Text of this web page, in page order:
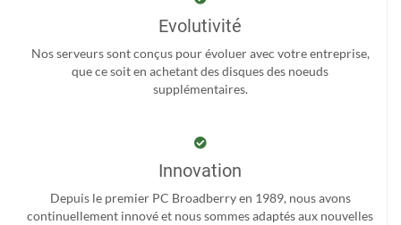
Evolutivité
Nos serveurs sont conçus pour évoluer avec votre entreprise,
que ce soit en achetant des disques des noeuds
supplémentaires.
Innovation
Depuis le premier PC Broadberry en 1989, nous avons
continuellement innové et nous sommes adaptés aux nouvelles